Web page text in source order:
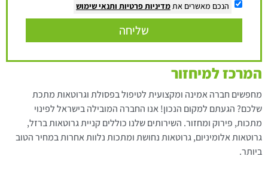
הנכם מאשרים אתמדיניות פרטיות ותנאי שימוש
שליחה
המרכז למיחזור
מחפשים חברה אמינה ומקצועית לטיפול בפסולת וגרוטאות מתכת
שלכם? הגעתם למקום הנכון! אנו החברה המובילה בישראל לפינוי
מתכות, פירוק ומחזור. השירותים שלנו כוללים קניית גרוטאות ברזל,
גרוטאות אלומיניום, גרוטאות נחושת ומתכות נלוות אחרות במחיר הטוב
ביותר.